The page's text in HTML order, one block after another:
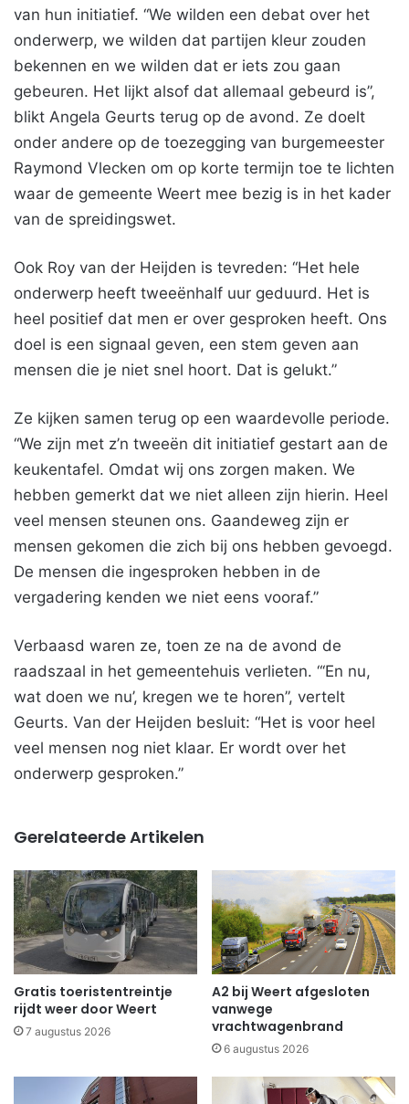
van hun initiatief. “We wilden een debat over het
onderwerp, we wilden dat partijen kleur zouden
bekennen en we wilden dat er iets zou gaan
gebeuren. Het lijkt alsof dat allemaal gebeurd is”,
blikt Angela Geurts terug op de avond. Ze doelt
onder andere op de toezegging van burgemeester
Raymond Vlecken om op korte termijn toe te lichten
waar de gemeente Weert mee bezig is in het kader
van de spreidingswet.
Ook Roy van der Heijden is tevreden: “Het hele
onderwerp heeft tweeënhalf uur geduurd. Het is
heel positief dat men er over gesproken heeft. Ons
doel is een signaal geven, een stem geven aan
mensen die je niet snel hoort. Dat is gelukt.”
Ze kijken samen terug op een waardevolle periode.
“We zijn met z’n tweeën dit initiatief gestart aan de
keukentafel. Omdat wij ons zorgen maken. We
hebben gemerkt dat we niet alleen zijn hierin. Heel
veel mensen steunen ons. Gaandeweg zijn er
mensen gekomen die zich bij ons hebben gevoegd.
De mensen die ingesproken hebben in de
vergadering kenden we niet eens vooraf.”
Verbaasd waren ze, toen ze na de avond de
raadszaal in het gemeentehuis verlieten. “‘En nu,
wat doen we nu’, kregen we te horen”, vertelt
Geurts. Van der Heijden besluit: “Het is voor heel
veel mensen nog niet klaar. Er wordt over het
onderwerp gesproken.”
Gerelateerde Artikelen
Gratis toeristentreintje
rijdt weer door Weert
7 augustus 2026
A2 bij Weert afgesloten
vanwege
vrachtwagenbrand
6 augustus 2026